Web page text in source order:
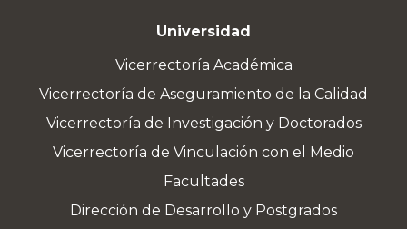
Universidad
Vicerrectoría Académica
Vicerrectoría de Aseguramiento de la Calidad
Vicerrectoría de Investigación y Doctorados
Vicerrectoría de Vinculación con el Medio
Facultades
Dirección de Desarrollo y Postgrados